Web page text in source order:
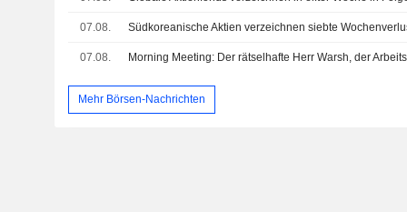
07.08.
07.08. Morning Meeting: Der rätselhafte Herr Warsh, der
Mehr Börsen-Nachrichten